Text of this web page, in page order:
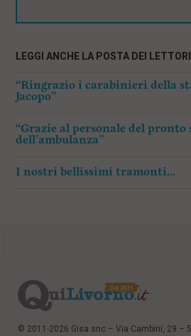
LEGGI ANCHE LA POSTA DEI
“Ringrazio i carabinieri della
Jacopo”
“Grazie al personale del pronto
dell’ambulanza”
I nostri bellissimi tramonti…
© 2011-2026 Gisa snc – Via Cambini, 29 –